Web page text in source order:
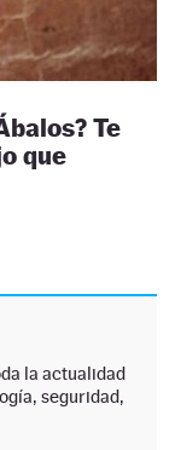
Te
que
la actualidad
seguridad,